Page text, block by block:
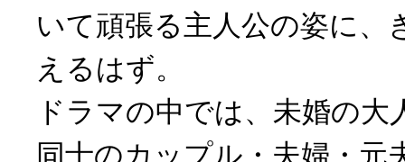
いて頑張る主人公の姿に、
えるはず。
ドラマの中では、未婚の大
同士のカップル・夫婦・元